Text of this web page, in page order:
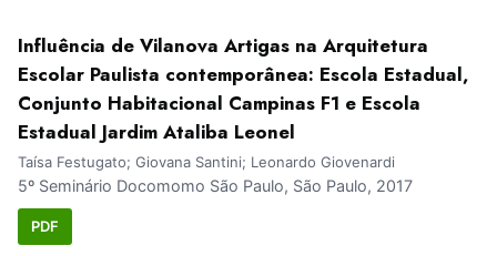
Influência de Vilanova Artigas na Arquitetura
Escolar Paulista contemporânea: Escola Estadual,
Conjunto Habitacional Campinas F1 e Escola
Estadual Jardim Ataliba Leonel
Taísa Festugato; Giovana Santini; Leonardo Giovenardi
5º Seminário Docomomo São Paulo, São Paulo, 2017
PDF